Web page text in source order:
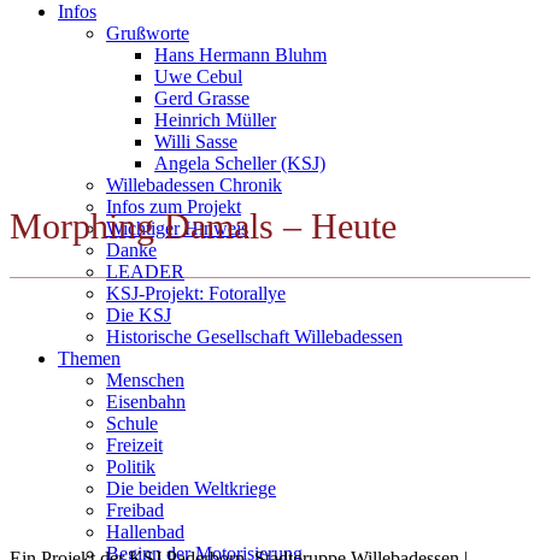
Infos
Grußworte
Hans Hermann Bluhm
Uwe Cebul
Gerd Grasse
Heinrich Müller
Willi Sasse
Angela Scheller (KSJ)
Willebadessen Chronik
Infos zum Projekt
Wichtiger Hinweis
Danke
LEADER
KSJ-Projekt: Fotorallye
Die KSJ
Historische Gesellschaft Willebadessen
Themen
Menschen
Eisenbahn
Schule
Freizeit
Politik
Die beiden Weltkriege
Freibad
Hallenbad
Beginn der Motorisierung
Morphing Damals – Heute